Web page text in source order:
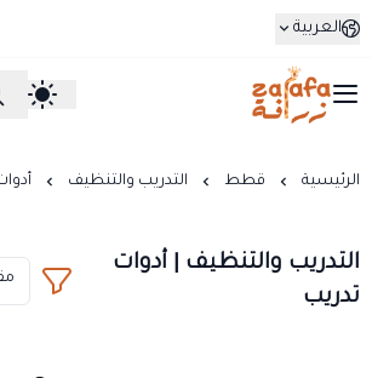
العربية
زرافة
الرئيسية قطط التدريب والتنظيف
التدريب والتنظيف | أدوات
تدريب